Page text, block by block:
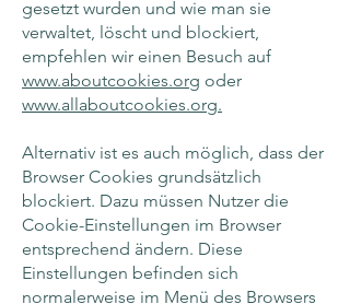
gesetzt wurden und wie man sie
verwaltet, löscht und blockiert,
empfehlen wir einen Besuch auf
www.aboutcookies.org oder
www.allaboutcookies.org.
Alternativ ist es auch möglich, dass der
Browser Cookies grundsätzlich
blockiert. Dazu müssen Nutzer die
Cookie-Einstellungen im Browser
entsprechend ändern. Diese
Einstellungen befinden sich
normalerweise im Menü des Browsers